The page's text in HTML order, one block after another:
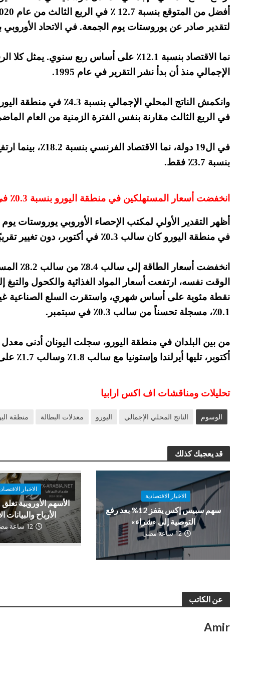
لتقدير صادر عن يوروستات يوم الجمعة. في الاتحاد الأوروبي
نما الاقتصاد بنسبة 12.1٪ على أساس ربع سنوي.
الإجمالي منذ أن بدأ نشر التقرير في عام 1995.
في الربع الثالث مقارنة بنفس الفترة الزمنية من العام
في ال19 دولة، نما
بنسبة 3.7٪ فقط.
انخفضت أسعار المستهلكين في منطقة اليورو بنسبة 0.3٪ في أكتوبر
أظهر التقدير الأولي لمكتب الإحصاء الأوروبي يوروستات
في منطقة اليورو كان سالب 0.3٪ في أكتوبر، دون تغيير تقريبًا مقارنة بأرقام سبتمبر.
انخفضت أسعار
نقطة مئوية على أساس شهري، واستقرت السلع الصناعية
0.1٪، مسجلة تحسناً من سالب 0.3٪ في سبتمبر.
أكتوبر، تليها أيرلندا وإستونيا مع سالب 1.8٪ وسالب 1.7٪ على التوالي.
تحليلات ومناقشات اف اكس ارابيا
الوسوم الناتج المحلي الإجمالي اليورو معدلات البطالة منطقة
قد يعجبك كذلك
الاخبار الاقتصادية
سهم سبيس إكس يقفز 12% بعد رفع
التوصية إلى «شراء»
12 ساعة مضى
الاخبار
الأسهم الأوروبية
الأرباح والبيانات
12 ساعة مضى
عن الكاتب
Amir